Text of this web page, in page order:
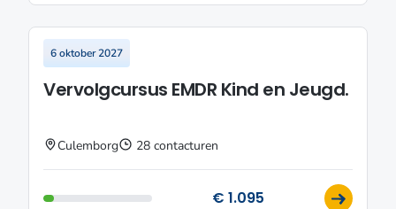
6 oktober 2027
Vervolgcursus EMDR Kind en Jeugd.
Culemborg 28 contacturen
€ 1.095